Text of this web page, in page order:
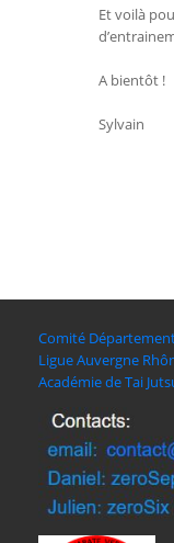
Et voilà
A bientôt !
Sylvain
Comité
Ligue Auvergne
Académie de Tai